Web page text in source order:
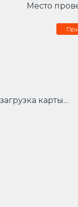
Место
загрузка карты...